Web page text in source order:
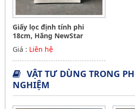
Giấy lọc định tính phi
18cm, Hãng NewStar
Giá : Liên hệ
VẬT TƯ DÙNG TRONG
NGHIỆM